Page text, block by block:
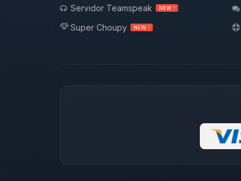
Servidor Teamspeak
NEW !
Super Choupy NEW !